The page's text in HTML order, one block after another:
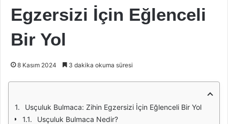
Egzersizi İçin Eğlenceli
Bir Yol
8 Kasım 2024 3 dakika okuma süresi
Usçuluk Bulmaca: Zihin Egzersizi İçin Eğlenceli Bir Yol
Usçuluk Bulmaca Nedir?